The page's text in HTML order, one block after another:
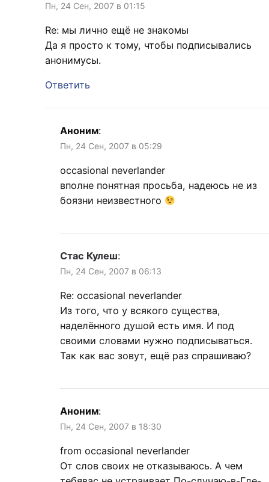
Пн, 24 Сен, 2007 в 01:15
Re: мы лично ещё не знакомы
Да я просто к тому, чтобы подписывались
анонимусы.
Ответить
Аноним:
Пн, 24 Сен, 2007 в 05:29
occasional neverlander
вполне понятная просьба, надеюсь не из
боязни неизвестного
Стас Кулеш:
Пн, 24 Сен, 2007 в 06:13
Re: occasional neverlander
Из того, что у всякого существа,
наделённого душой есть имя. И под
своими словами нужно подписываться.
Так как вас зовут, ещё раз спрашиваю?
Аноним:
Пн, 24 Сен, 2007 в 18:30
from occasional neverlander
От слов своих не отказываюсь. А чем